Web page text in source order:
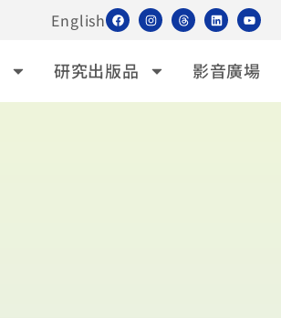
English
研究出版品 影音廣場